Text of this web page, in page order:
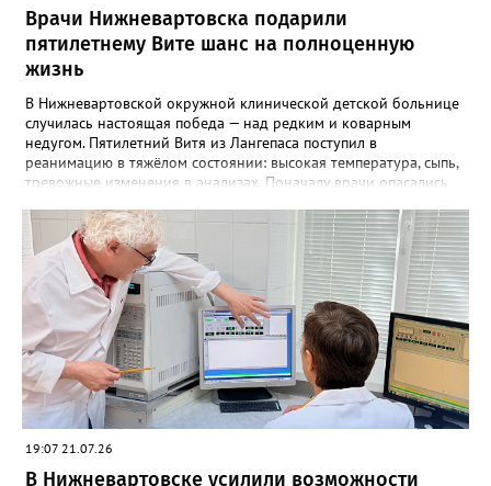
Врачи Нижневартовска подарили
пятилетнему Вите шанс на полноценную
жизнь
В Нижневартовской окружной клинической детской больнице
случилась настоящая победа — над редким и коварным
недугом. Пятилетний Витя из Лангепаса поступил в
реанимацию в тяжёлом состоянии: высокая температура, сыпь,
тревожные изменения в анализах. Поначалу врачи опасались
искать истинную причину — и выявили редкое заболевание:
юношеский артрит с системным началом. Болезнь
развивалась стремительно и успела вызвать тяжёлое
осложнение — гемофагоцитарный синдром. Но команда
медиков не отступила. Врачи незамедлительно начали
интенсивную терапию, в том числе с применением
современных генно‑инженерных препаратов. Для
подтверждения диагноза подключились эксперты
Национального медицинского исследовательского центра
здоровья детей Минздрава России — диагноз был
подтверждён, а лечение продолжилось в Нижневартовске.
болей и лихорадки, анализы пришли в норму. Впереди —
длительный путь лечения, и каждые две недели мальчик
19:07 21.07.26
В Нижневартовске усилили возможности